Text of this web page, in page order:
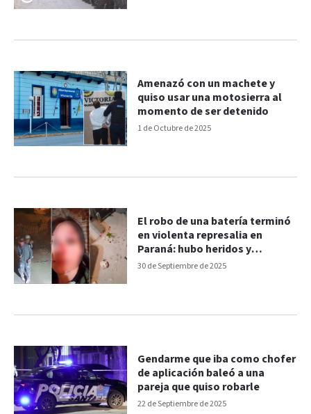
1 de Octubre de 2025
Amenazó con un machete y
quiso usar una motosierra al
momento de ser detenido
30 de Septiembre de 2025
El robo de una batería terminó
en violenta represalia en
Paraná: hubo heridos y
destrozos
22 de Septiembre de 2025
Gendarme que iba como chofer
de aplicación baleó a una
pareja que quiso robarle